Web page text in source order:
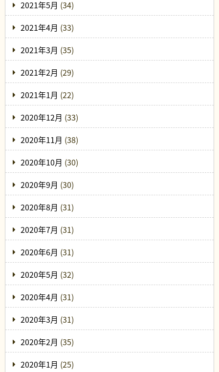
2021年5月 (34)
2021年4月 (33)
2021年3月 (35)
2021年2月 (29)
2021年1月 (22)
2020年12月 (33)
2020年11月 (38)
2020年10月 (30)
2020年9月 (30)
2020年8月 (31)
2020年7月 (31)
2020年6月 (31)
2020年5月 (32)
2020年4月 (31)
2020年3月 (31)
2020年2月 (35)
2020年1月 (25)